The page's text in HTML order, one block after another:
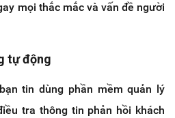
mọi thắc mắc và vấn đề người
tự động
tin dùng phần mềm quản lý
tra thông tin phản hồi khách